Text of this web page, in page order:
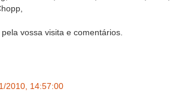
vossa visita e comentários.
2010, 14:57:00